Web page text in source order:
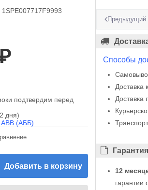
1SPE007717F9993
подтвердим перед
дня)
ABB (АББ)
Добавить в корзину
Предыдущий
Способы
Доставка
Доставка
Гарантия
12
гарантии